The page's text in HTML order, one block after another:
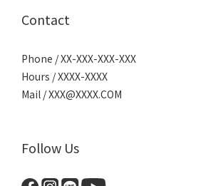
Contact
Phone / XX-XXX-XXX-XXX
Hours / XXXX-XXXX
Mail / XXX@XXXX.COM
Follow Us